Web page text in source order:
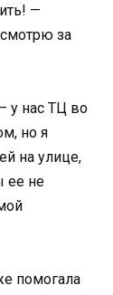
—
за
у нас ТЦ во
но я
на улице,
ее не
помогала